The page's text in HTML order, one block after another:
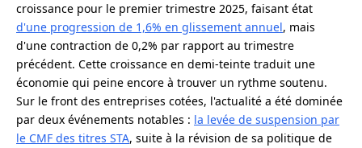
croissance pour le premier trimestre 2025, faisant état
d'une progression de 1,6% en glissement annuel, mais
d'une contraction de 0,2% par rapport au trimestre
précédent. Cette croissance en demi-teinte traduit une
économie qui peine encore à trouver un rythme soutenu.
Sur le front des entreprises cotées, l'actualité a été dominée
par deux événements notables : la levée de suspension par
le CMF des titres STA, suite à la révision de sa politique de